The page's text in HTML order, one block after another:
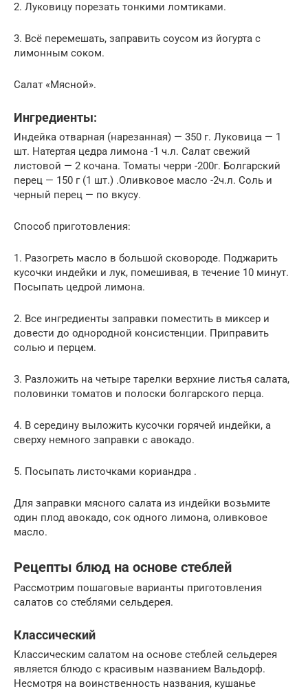
2. Луковицу порезать тонкими ломтиками.
3. Всё перемешать, заправить соусом из йогурта с
лимонным соком.
Салат «Мясной».
Ингредиенты:
Индейка отварная (нарезанная) — 350 г. Луковица — 1
шт. Натертая цедра лимона -1 ч.л. Салат свежий
листовой — 2 кочана. Томаты черри -200г. Болгарский
перец — 150 г (1 шт.) .Оливковое масло -2ч.л. Соль и
черный перец — по вкусу.
Способ приготовления:
1. Разогреть масло в большой сковороде. Поджарить
кусочки индейки и лук, помешивая, в течение 10 минут.
Посыпать цедрой лимона.
2. Все ингредиенты заправки поместить в миксер и
довести до однородной консистенции. Приправить
солью и перцем.
3. Разложить на четыре тарелки верхние листья салата,
половинки томатов и полоски болгарского перца.
4. В середину выложить кусочки горячей индейки, а
сверху немного заправки с авокадо.
5. Посыпать листочками кориандра .
Для заправки мясного салата из индейки возьмите
один плод авокадо, сок одного лимона, оливковое
масло.
Рецепты блюд на основе стеблей
Рассмотрим пошаговые варианты приготовления
салатов со стеблями сельдерея.
Классический
Классическим салатом на основе стеблей сельдерея
является блюдо с красивым названием Вальдорф.
Несмотря на воинственность названия, кушанье